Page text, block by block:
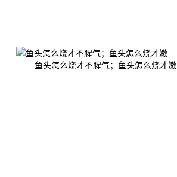
鱼头怎么烧才不腥气；鱼头怎么烧才嫩